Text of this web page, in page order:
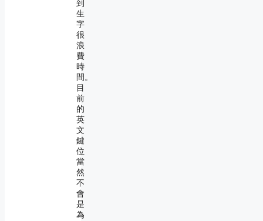
到
生
字
很
浪
費
時
間。
目
前
的
英
文
鍵
位
當
然
不
會
是
為